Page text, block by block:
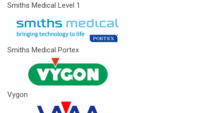
Smiths Medical Level 1
Smiths Medical Portex
Vygon